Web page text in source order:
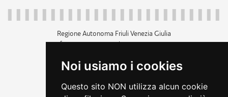
Noi usiamo i cookies
Questo sito NON utilizza alcun cookie
Regione Autonoma Friuli Venezia Giulia
c.f. 80014930327; p.iva 00526040324
+39 040 3771111